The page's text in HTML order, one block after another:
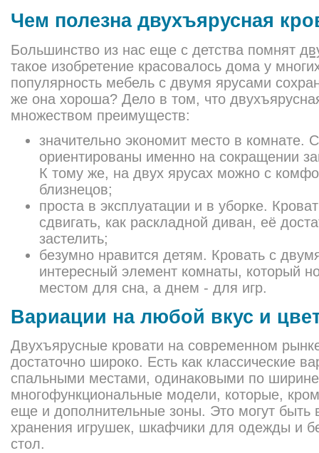
Чем полезна двухъярусная
Большинство из нас еще с детства помнят
такое изобретение красовалось дома у
популярность мебель с двумя ярусами
же она хороша? Дело в том, что
множеством преимуществ:
значительно экономит место в комнате.
ориентированы именно на сокращении
К тому же, на двух ярусах можно с
близнецов;
проста в эксплуатации и в уборке.
сдвигать, как раскладной диван, её
застелить;
безумно нравится детям. Кровать с
интересный элемент комнаты, который
местом для сна, а днем - для игр.
Вариации на любой вкус и
Двухъярусные кровати на современном
достаточно широко. Есть как классические
спальными местами, одинаковыми по
многофункциональные модели, которые,
еще и дополнительные зоны. Это могут
хранения игрушек, шкафчики для одежды и
стол.